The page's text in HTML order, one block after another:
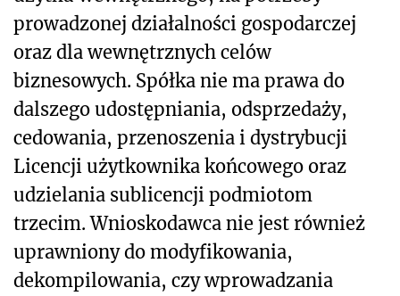
prowadzonej działalności gospodarczej
oraz dla wewnętrznych celów
biznesowych. Spółka nie ma prawa do
dalszego udostępniania, odsprzedaży,
cedowania, przenoszenia i dystrybucji
Licencji użytkownika końcowego oraz
udzielania sublicencji podmiotom
trzecim. Wnioskodawca nie jest również
uprawniony do modyfikowania,
dekompilowania, czy wprowadzania